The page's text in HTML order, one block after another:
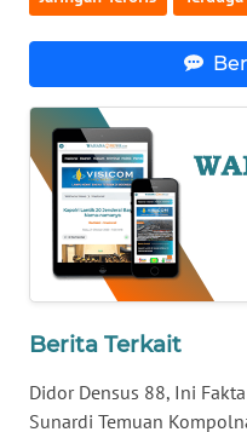
Berita Terkait
Didor Densus 88, Ini
Sunardi Temuan
WN
JAMBI
WN
SULTRA
WN
WN
SULBAR